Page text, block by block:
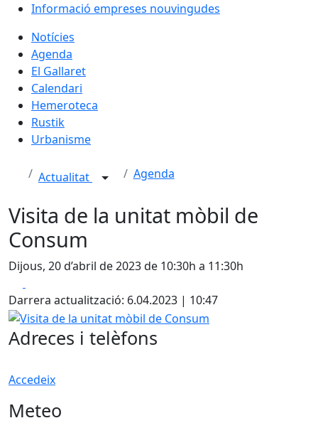
Informació empreses nouvingudes
Notícies
Agenda
El Gallaret
Calendari
Hemeroteca
Rustik
Urbanisme
Actualitat Agenda
Visita de la unitat mòbil de
Consum
Dijous, 20 d’abril de 2023 de 10:30h a 11:30h
Darrera actualització: 6.04.2023 | 10:47
Visita de la unitat mòbil de Consum
Adreces i telèfons
Accedeix
Meteo